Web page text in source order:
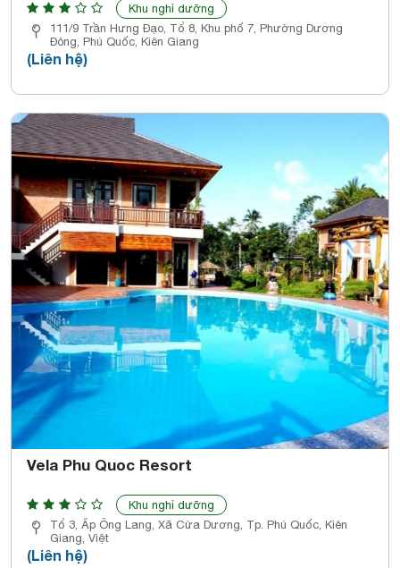
Khu nghỉ dưỡng
111/9 Trần Hưng Đạo, Tổ 8, Khu phố 7, Phường Dương
Đông, Phú Quốc, Kiên Giang
(Liên hệ)
Vela Phu Quoc Resort
Khu nghỉ dưỡng
Tổ 3, Ấp Ông Lang, Xã Cửa Dương, Tp. Phú Quốc, Kiên
Giang, Việt
(Liên hệ)